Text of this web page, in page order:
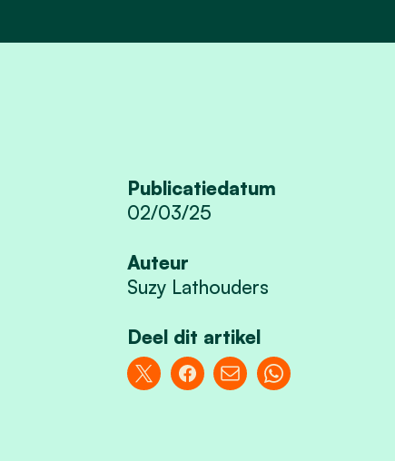
Publicatiedatum
02/03/25
Auteur
Suzy Lathouders
Deel dit artikel